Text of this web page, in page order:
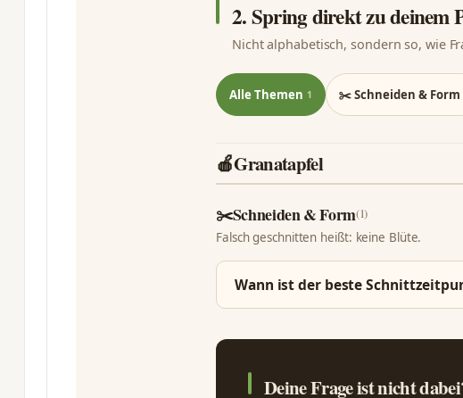
2. Spring direkt zu deinem
Nicht alphabetisch, sondern so, wie
Alle Themen 1 ✂️ Schneiden & Form
🍎Granatapfel
✂️Schneiden & Form(1)
Falsch geschnitten heißt: keine Blüte.
Wann ist der beste
Deine Frage ist nicht